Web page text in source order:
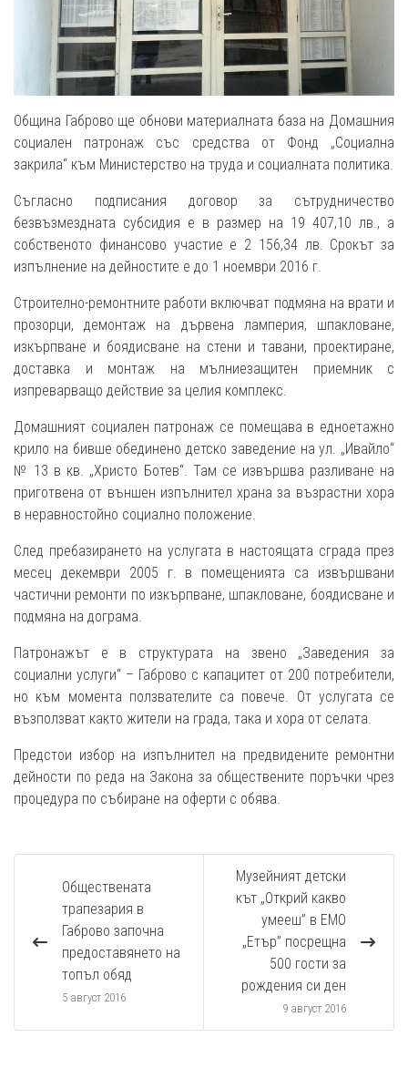
Община Габрово ще обнови материалната база на Домашния
социален патронаж със средства от Фонд „Социална
закрила“ към Министерство на труда и социалната политика.
Съгласно подписания договор за сътрудничество
безвъзмездната субсидия е в размер на 19 407,10 лв., а
собственото финансово участие е 2 156,34 лв. Срокът за
изпълнение на дейностите е до 1 ноември 2016 г.
Строително-ремонтните работи включват подмяна на врати и
прозорци, демонтаж на дървена ламперия, шпакловане,
изкърпване и боядисване на стени и тавани, проектиране,
доставка и монтаж на мълниезащитен приемник с
изпреварващо действие за целия комплекс.
Домашният социален патронаж се помещава в едноетажно
крило на бивше обединено детско заведение на ул. „Ивайло“
№ 13 в кв. „Христо Ботев“. Там се извършва разливане на
приготвена от външен изпълнител храна за възрастни хора
в неравностойно социално положение.
След пребазирането на услугата в настоящата сграда през
месец декември 2005 г. в помещенията са извършвани
частични ремонти по изкърпване, шпакловане, боядисване и
подмяна на дограма.
Патронажът е в структурата на звено „Заведения за
социални услуги“ – Габрово с капацитет от 200 потребители,
но към момента ползвателите са повече. От услугата се
възползват както жители на града, така и хора от селата.
Предстои избор на изпълнител на предвидените ремонтни
дейности по реда на Закона за обществените поръчки чрез
процедура по събиране на оферти с обява.
Обществената
трапезария в
Габрово започна
предоставянето на
топъл обяд
5 август 2016
Музейният детски
кът „Открий какво
умееш” в ЕМО
„Етър” посрещна
500 гости за
рождения си ден
9 август 2016